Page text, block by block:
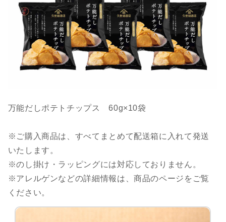
万能だしポテトチップス 60g×10袋
※ご購入商品は、すべてまとめて配送箱に入れて発送
いたします。
※のし掛け・ラッピングには対応しておりません。
※アレルゲンなどの詳細情報は、商品のページをご覧
ください。